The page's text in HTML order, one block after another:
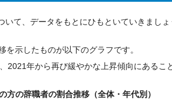
て、データをもとにひもといていきましょ
示したものが以下のグラフです。
年から再び緩やかな上昇傾向にあるこ
方の辞職者の割合推移 （全体・年代別）